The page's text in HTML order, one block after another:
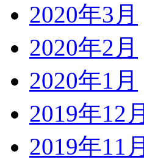
2020年3月
2020年2月
2020年1月
2019年12月
2019年11月